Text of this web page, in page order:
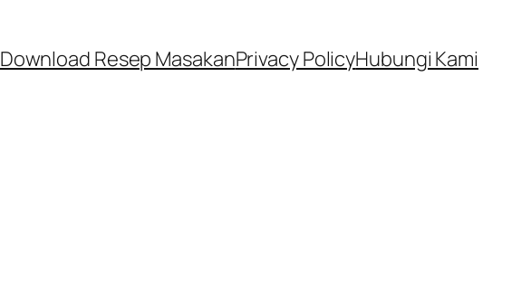
Download Resep MasakanPrivacy PolicyHubungi Kami